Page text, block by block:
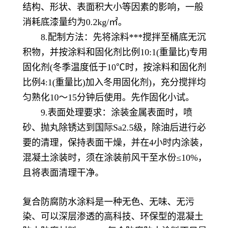
结构、形状、表面积大小等因素的影响，一般
消耗底漆量约为0.2kg/㎡。
8.配制方法：先将涂料***搅拌至桶底无沉
积物，并按涂料和固化剂比例10:1(重量比)专用
固化剂(冬季温度低于10℃时，按涂料和固化剂
比例4:1(重量比)加入冬用固化剂)，充分搅拌均
匀熟化10～15分钟后使用。先作固化小试。
9.表面处理要求：涂装金属表面时，喷
砂、抛丸除锈达到国际Sa2.5级，除油后进行必
要的清理，保持表面干燥，并在4小时内涂装，
混凝土涂装时，须在涂装前风干至水份≤10%，
且将表面清理干净。
复合防腐防水涂料是一种无色、无味、无污
染、可以深层渗透的高科技、环保型的混凝土